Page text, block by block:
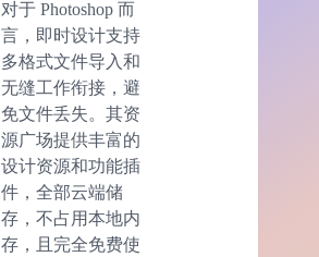
对于 Photoshop 而
言，即时设计支持
多格式文件导入和
无缝工作衔接，避
免文件丢失。其资
源广场提供丰富的
设计资源和功能插
件，全部云端储
存，不占用本地内
存，且完全免费使